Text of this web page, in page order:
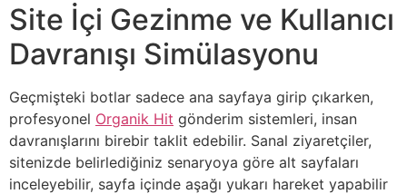
Site İçi Gezinme ve Kullanıcı
Davranışı Simülasyonu
Geçmişteki botlar sadece ana sayfaya girip çıkarken,
profesyonel Organik Hit gönderim sistemleri, insan
davranışlarını birebir taklit edebilir. Sanal ziyaretçiler,
sitenizde belirlediğiniz senaryoya göre alt sayfaları
inceleyebilir, sayfa içinde aşağı yukarı hareket yapabilir